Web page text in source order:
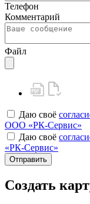
Телефон
Комментарий
Файл
Даю своё
ООО «РК-Сервис»
Даю своё
«РК-Сервис»
Отправить
Создать